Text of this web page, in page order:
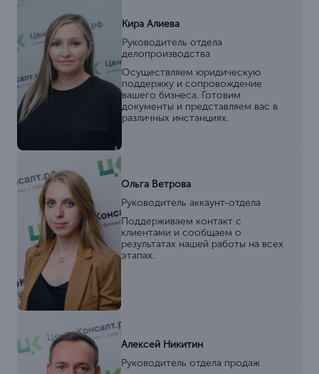
Кира Алиева
Руководитель отдела
делопроизводства
Осуществляем юридическую
поддержку и сопровождение
вашего бизнеса. Готовим
документы и представляем вас в
различных инстанциях.
Ольга Ветрова
Руководитель аккаунт-отдела
Поддерживаем контакт с
клиентами и сообщаем о
результатах нашей работы на всех
этапах.
Алексей Никитин
Руководитель отдела продаж